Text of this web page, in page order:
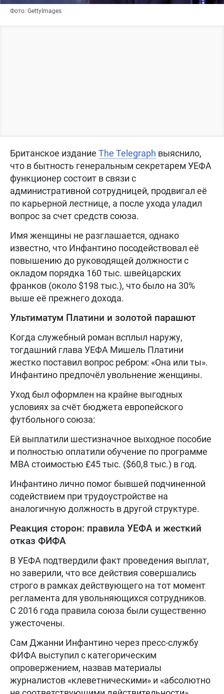
Фото: GettyImages
Британское издание The Telegraph выяснило,
что в бытность генеральным секретарем УЕФА
функционер состоит в связи с
административной сотрудницей, продвигал её
по карьерной лестнице, а после ухода уладил
вопрос за счет средств союза.
Имя женщины не разглашается, однако
известно, что Инфантино посодействовал её
повышению до руководящей должности с
окладом порядка 160 тыс. швейцарских
франков (около $198 тыс.), что было на 30%
выше её прежнего дохода.
Ультиматум Платини и золотой парашют
Когда служебный роман всплыл наружу,
тогдашний глава УЕФА Мишель Платини
жестко поставил вопрос ребром: «Она или ты».
Инфантино предпочёл увольнение женщины.
Уход был оформлен на крайне выгодных
условиях за счёт бюджета европейского
футбольного союза:
Ей выплатили шестизначное выходное пособие
и полностью оплатили обучение по программе
MBA стоимостью £45 тыс. ($60,8 тыс.) в год.
Инфантино лично помог бывшей подчиненной
содействием при трудоустройстве на
аналогичную должность в другой структуре.
Реакция сторон: правила УЕФА и жесткий
отказ ФИФА
В УЕФА подтвердили факт проведения выплат,
но заверили, что все действия совершались
строго в рамках действующего на тот момент
регламента для увольняющихся сотрудников.
С 2016 года правила союза были существенно
ужесточены.
Сам Джанни Инфантино через пресс-службу
ФИФА выступил с категорическим
опровержением, назвав материалы
журналистов «клеветническими» и «абсолютно